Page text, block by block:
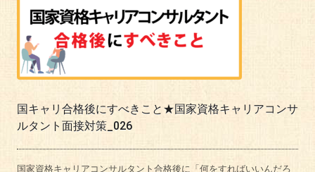
国キャリ合格後にすべきこと★国家資格キャリアコンサ
ルタント面接対策_026
国家資格キャリアコンサルタント合格後に「何をすればいいんだろ